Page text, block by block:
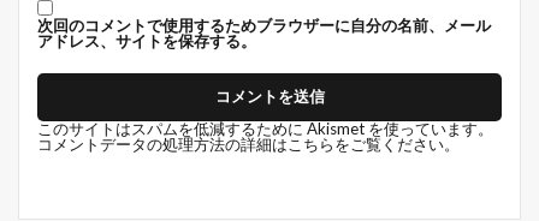
次回のコメントで使用するためブラウザーに自分の名前、メール
アドレス、サイトを保存する。
このサイトはスパムを低減するために Akismet を使っています。
コメントデータの処理方法の詳細はこちらをご覧ください。